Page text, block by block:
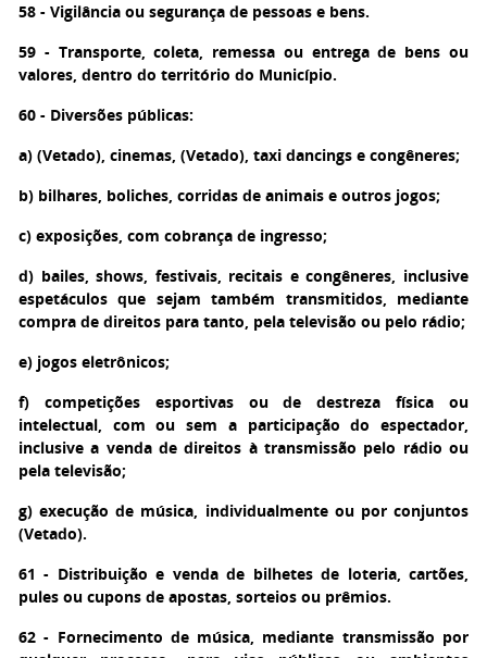
58 - Vigilância ou segurança de pessoas e bens.
59 - Transporte, coleta, remessa ou entrega de bens ou
valores, dentro do território do Município.
60 - Diversões públicas:
a) (Vetado), cinemas, (Vetado), taxi dancings e congêneres;
b) bilhares, boliches, corridas de animais e outros jogos;
c) exposições, com cobrança de ingresso;
d) bailes, shows, festivais, recitais e congêneres, inclusive
espetáculos que sejam também transmitidos, mediante
compra de direitos para tanto, pela televisão ou pelo rádio;
e) jogos eletrônicos;
f) competições esportivas ou de destreza física ou
intelectual, com ou sem a participação do espectador,
inclusive a venda de direitos à transmissão pelo rádio ou
pela televisão;
g) execução de música, individualmente ou por conjuntos
(Vetado).
61 - Distribuição e venda de bilhetes de loteria, cartões,
pules ou cupons de apostas, sorteios ou prêmios.
62 - Fornecimento de música, mediante transmissão por